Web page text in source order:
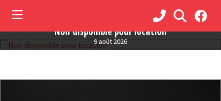
(Municipalité )
(Services )
Non disponible pour location
9 août 2026